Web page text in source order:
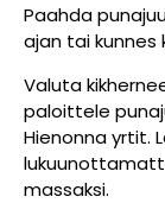
Paahda
ajan tai kunnes
Valuta
paloittele
Hienonna yrtit.
massaksi.